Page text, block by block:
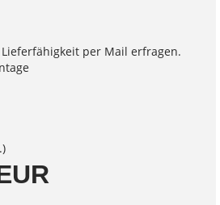
per Mail erfragen.